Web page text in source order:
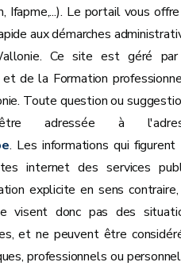
Ifapme,...). Le portail vous
aux démarches
Ce site est géré
de la Formation
Toute question ou
adressée à
. Les informations qui figurent
internet des services
explicite en sens
visent donc pas des
et ne peuvent être
professionnels ou